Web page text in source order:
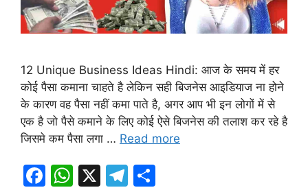
12 Unique Business Ideas Hindi: आज के समय में हर
कोई पैसा कमाना चाहते है लेकिन सही बिजनेस आइडियाज ना होने
के कारण वह पैसा नहीं कमा पाते है, अगर आप भी इन लोगों में से
एक है जो पैसे कमाने के लिए कोई ऐसे बिजनेस की तलाश कर रहे है
जिसमे कम पैसा लगा … Read more
F
W X
T